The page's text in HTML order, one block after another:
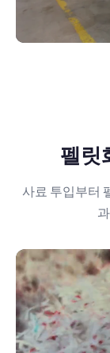
펠릿
사료 투입부터